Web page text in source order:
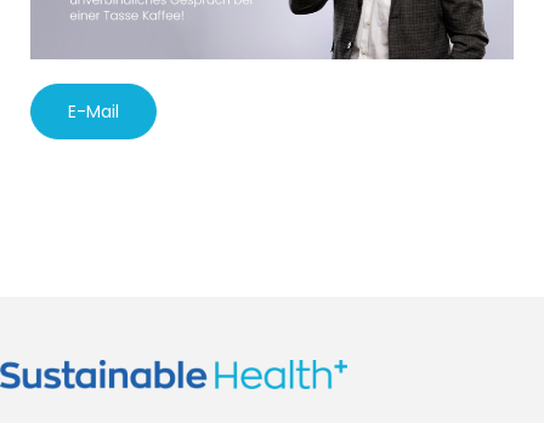
E-Mail